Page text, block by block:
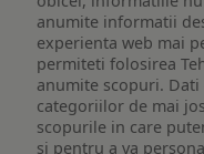
anumite informatii
experienta web mai
permiteti folosirea
anumite scopuri.
categoriilor de mai
scopurile in care
si pentru a va